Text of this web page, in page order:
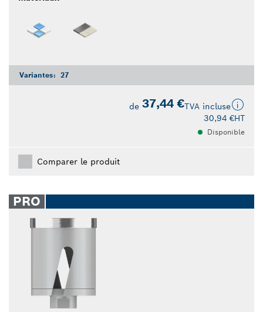
Variantes: 27
de 37,44 €TVA incluse
30,94 €HT
Disponible
Comparer le produit
PRO